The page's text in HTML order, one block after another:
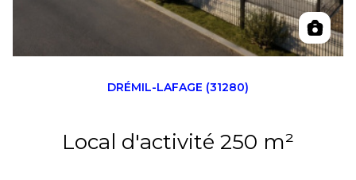
DRÉMIL-LAFAGE (31280)
Local d'activité 250 m²